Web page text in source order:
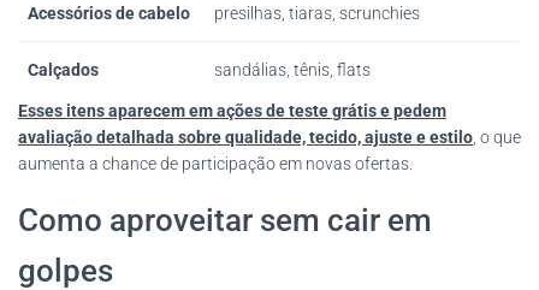
Acessórios de cabelo presilhas, tiaras, scrunchies
Calçados sandálias, tênis, flats
Esses itens aparecem em ações de teste grátis e pedem
avaliação detalhada sobre qualidade, tecido, ajuste e estilo , o que
aumenta a chance de participação em novas ofertas.
Como aproveitar sem cair em
golpes